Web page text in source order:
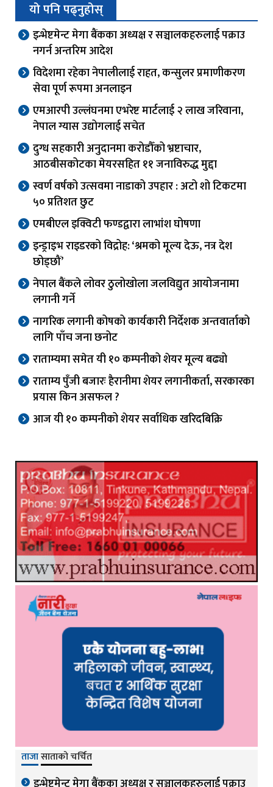
यो पनि पढ्नुहोस्
इन्भेष्टमेन्ट मेगा बैंकका अध्यक्ष र सञ्चालकहरुलाई पक्राउ
नगर्न अन्तरिम आदेश
विदेशमा रहेका नेपालीलाई राहत, कन्सुलर प्रमाणीकरण
सेवा पूर्ण रूपमा अनलाइन
एमआरपी उल्लंघनमा एभरेष्ट मार्टलाई २ लाख जरिवाना,
नेपाल ग्यास उद्योगलाई सचेत
दुग्ध सहकारी अनुदानमा करोडौँको भ्रष्टाचार,
आठबीसकोटका मेयरसहित ११ जनाविरुद्ध मुद्दा
स्वर्ण वर्षको उत्सवमा नाडाको उपहार : अटो शो टिकटमा
५० प्रतिशत छुट
एमबीएल इक्विटी फण्डद्वारा लाभांश घोषणा
इन्ड्राइभ राइडरको विद्रोह: ‘श्रमको मूल्य देऊ, नत्र देश
छोड्छौं’
नेपाल बैंकले लोवर ठुलोखोला जलविद्युत आयोजनामा
लगानी गर्ने
नागरिक लगानी कोषको कार्यकारी निर्देशक अन्तवार्ताको
लागि पाँच जना छनोट
राताम्यमा समेत यी १० कम्पनीको शेयर मूल्य बढ्यो
राताम्य पुँजी बजारः हैरानीमा शेयर लगानीकर्ता, सरकारका
प्रयास किन असफल ?
आज यी १० कम्पनीको शेयर सर्वाधिक खरिदबिक्रि
ताजासाताको चर्चित